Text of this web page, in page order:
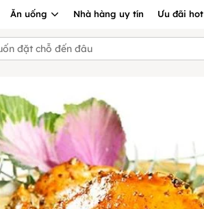
Ăn uống Nhà hàng uy tín Ưu đãi hot